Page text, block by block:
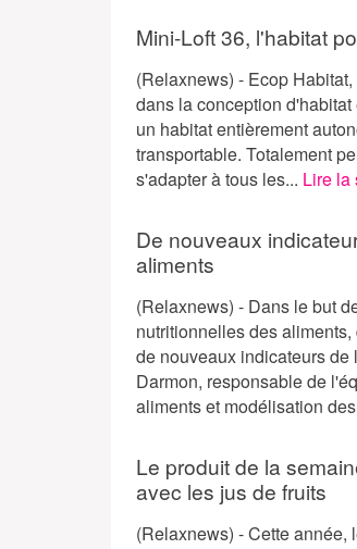
Mini-Loft 36, l'habitat
(Relaxnews) - Ecop
dans la conception
un habitat entièrement
transportable. Totalement
s'adapter à tous les... Lire la
De nouveaux
aliments
(Relaxnews) - Dans le but
nutritionnelles des
de nouveaux indicateurs
Darmon, responsable de
aliments et modélisation
Le produit de la
avec les jus de fruits
(Relaxnews) - Cette année,